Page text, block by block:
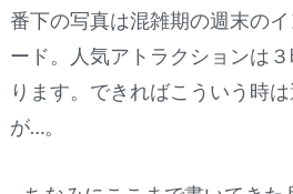
番下の写真は混雑期の週末の
ード。人気アトラクションは
ります。できればこういう時
が…。